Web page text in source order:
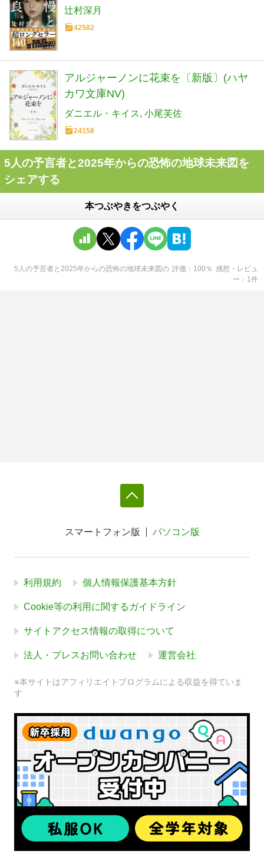
辻村深月
42582
アルジャーノンに花束を〔新版〕(ハヤ
カワ文庫NV)
ダニエル・キイス 小尾芙佐
24158
5人の予言者と2025年からの恐怖の地球未来図を
シェアする
本つぶやきをつぶやく
5人の予言者と2025年からの恐怖の地球未来図の 評価 100 ％ 感想・レビュ
ー
1件
スマートフォン版 パソコン版
利用規約 個人情報保護基本方針
Cookie等の利用に関するガイドライン
サイトアクセス情報の取得について
法人・プレスお問い合わせ 運営会社
※本サイトはアフィリエイトプログラムによる収益を得ていま
す